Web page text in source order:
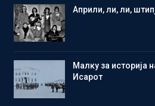
Aприли, ли, ли,
Малку за историја
Исарот